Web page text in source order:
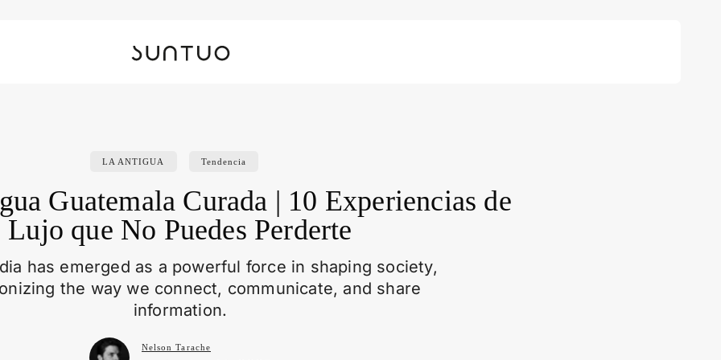
LA ANTIGUA Tendencia
Guatemala Curada | 10 Experiencias de
Lujo que No Puedes Perderte
has emerged as a powerful force in shaping society,
the way we connect, communicate, and share
information.
Nelson Tarache